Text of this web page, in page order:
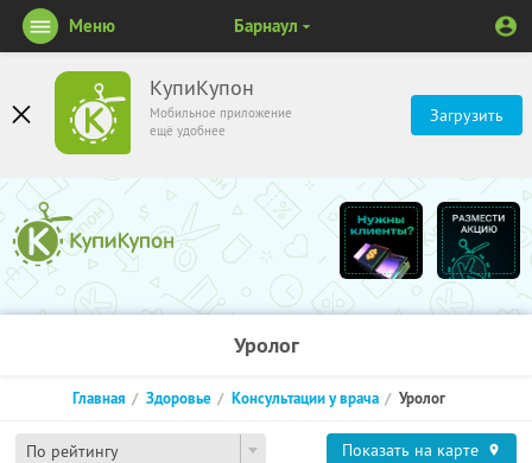
КупиКупон
Мобильное приложение
ещё удобнее
Загрузить
Меню Барнаул
Уролог
По рейтингу
Главная Здоровье Консультации у врача Уролог
Показать на карте